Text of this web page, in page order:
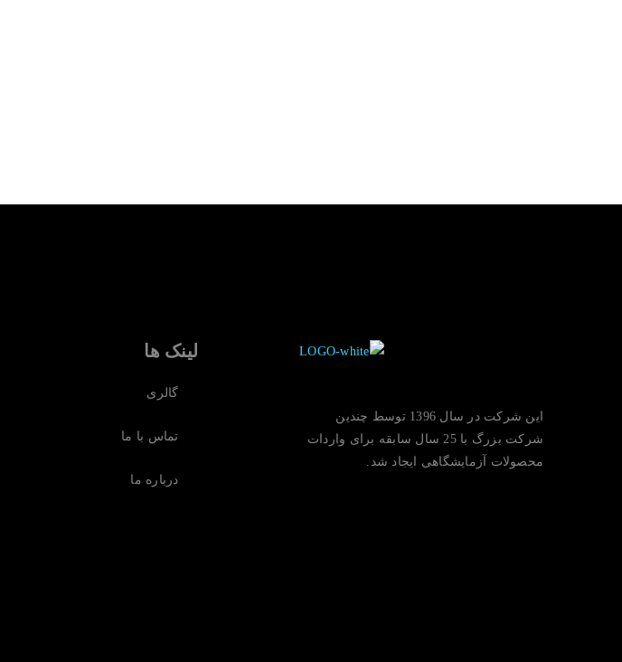
این شرکت در سال 1396 توسط چندین
شرکت بزرگ با 25 سال سابقه برای واردات
محصولات آزمایشگاهی ایجاد شد.
لینک ها
گالری
تماس با ما
درباره ما